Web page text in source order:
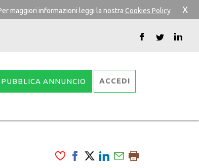
maggiori informazioni leggi la nostra Cookies Policy X
PUBBLICA ANNUNCIO ACCEDI